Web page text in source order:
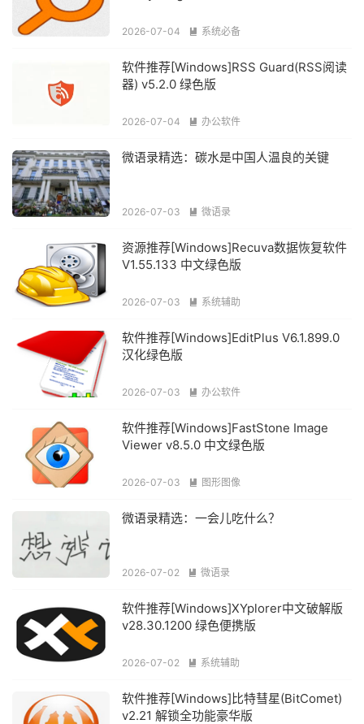
2026-07-04  系统必备
软件推荐[Windows]RSS Guard(RSS阅读
器) v5.2.0 绿色版
2026-07-04  办公软件
微语录精选：碳水是中国人温良的关键
2026-07-03  微语录
资源推荐[Windows]Recuva数据恢复软件
V1.55.133 中文绿色版
2026-07-03  系统辅助
软件推荐[Windows]EditPlus V6.1.899.0
汉化绿色版
2026-07-03  办公软件
软件推荐[Windows]FastStone Image
Viewer v8.5.0 中文绿色版
2026-07-03  图形图像
微语录精选：一会儿吃什么？
2026-07-02  微语录
软件推荐[Windows]XYplorer中文破解版
v28.30.1200 绿色便携版
2026-07-02  系统辅助
软件推荐[Windows]比特彗星(BitComet)
v2.21 解锁全功能豪华版